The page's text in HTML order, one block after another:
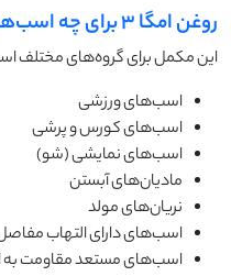
روغن امگا ۳ برای چه اسب‌هایی مناسب است؟
این مکمل برای گروه‌های مختلف
اسب‌های ورزشی
اسب‌های کورس و پرشی
اسب‌های نمایشی (شو)
مادیان‌های آبستن
نریان‌های مولد
اسب‌های دارای التهاب
اسب‌های مستعد مقاومت به